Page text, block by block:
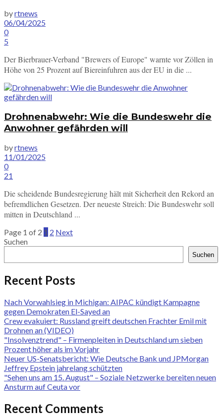
byrtnews
06/04/2025
0
5
Der Bierbrauer-Verband "Brewers of Europe" warnte vor Zöllen in
Höhe von 25 Prozent auf Biereinfuhren aus der EU in die ...
Drohnenabwehr: Wie die Bundeswehr die
Anwohner gefährden will
byrtnews
11/01/2025
0
21
Die scheidende Bundesregierung hält mit Sicherheit den Rekord an
befremdlichen Gesetzen. Der neueste Streich: Die Bundeswehr soll
mitten in Deutschland ...
Page 1 of 2 1 2 Next
Suchen
Suchen
Recent Posts
Nach Vorwahlsieg in Michigan: AIPAC kündigt Kampagne
gegen Demokraten El-Sayed an
Crew evakuiert: Russland greift deutschen Frachter Emil mit
Drohnen an (VIDEO)
"Insolvenztrend" – Firmenpleiten in Deutschland um sieben
Prozent höher als im Vorjahr
Neuer US-Senatsbericht: Wie Deutsche Bank und JPMorgan
Jeffrey Epstein jahrelang schützten
"Sehen uns am 15. August" – Soziale Netzwerke bereiten neuen
Ansturm auf Ceuta vor
Recent Comments